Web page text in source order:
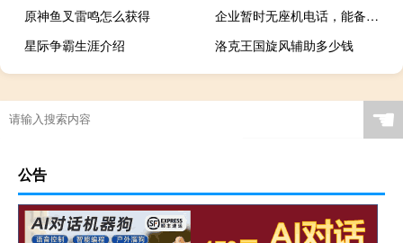
原神鱼叉雷鸣怎么获得
企业暂时无座机电话，能备案吗
星际争霸生涯介绍
洛克王国旋风辅助多少钱
☚
公告